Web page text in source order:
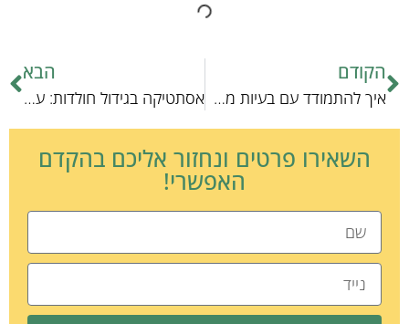
הקודם
איך להתמודד עם בעיות משחקים כאשר המקוצר משחק לכלבים
הבא
אסתטיקה בגידול חולדות: עקרונות ותהליכים
השאירו פרטים ונחזור אליכם בהקדם
האפשרי!